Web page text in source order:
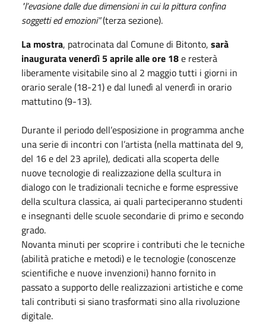
"l’evasione dalle due dimensioni in cui la pittura confina
soggetti ed emozioni”(terza sezione).
La mostra, patrocinata dal Comune di Bitonto, sarà
inaugurata venerdì 5 aprile alle ore 18e resterà
liberamente visitabile sino al 2 maggio tutti i giorni in
orario serale (18-21) e dal lunedì al venerdì in orario
mattutino (9-13).
Durante il periodo dell’esposizione in programma anche
una serie di incontri con l’artista (nella mattinata del 9,
del 16 e del 23 aprile), dedicati alla scoperta delle
nuove tecnologie di realizzazione della scultura in
dialogo con le tradizionali tecniche e forme espressive
della scultura classica, ai quali parteciperanno studenti
e insegnanti delle scuole secondarie di primo e secondo
grado.
Novanta minuti per scoprire i contributi che le tecniche
(abilità pratiche e metodi) e le tecnologie (conoscenze
scientifiche e nuove invenzioni) hanno fornito in
passato a supporto delle realizzazioni artistiche e come
tali contributi si siano trasformati sino alla rivoluzione
digitale.